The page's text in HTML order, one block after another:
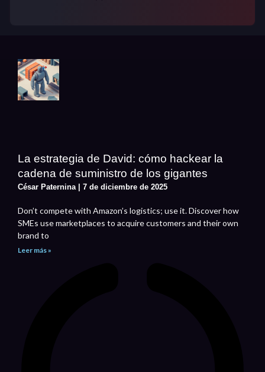
La estrategia de David: cómo hackear la
cadena de suministro de los gigantes
César Paternina 7 de diciembre de 2025
Don’t compete with Amazon’s logistics; use it. Discover how
SMEs use marketplaces to acquire customers and their own
brand to
Leer más »